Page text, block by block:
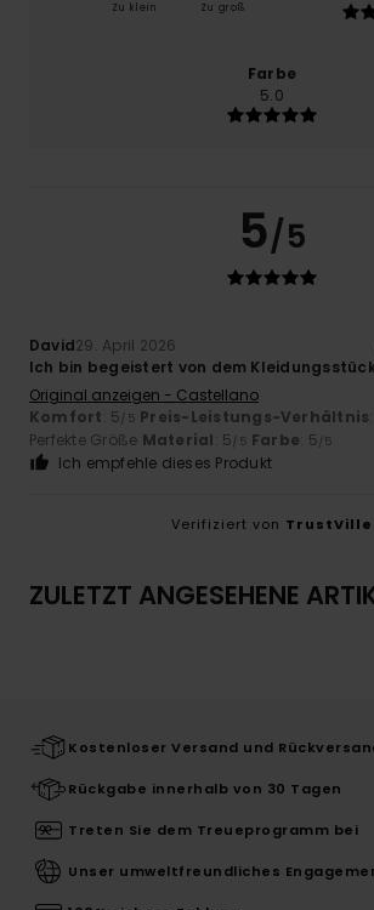
Zu klein Zu groß
Farbe
5.0
5/5
David29. April 2026
Ich bin begeistert von dem
Original anzeigen - Castellano
Komfort: 5/5 Preis-Leistungs-Verhältnis
Perfekte Größe Material: 5/5 Farbe: 5/5
Ich empfehle dieses Produkt
Verifiziert von TrustVille
ZULETZT ANGESEHENE
Kostenloser Versand und
Rückgabe innerhalb von 30 Tagen
Treten Sie dem Treueprogramm bei
Unser umweltfreundliches